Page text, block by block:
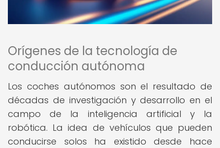
Orígenes de la tecnología de
conducción autónoma
Los coches autónomos son el resultado de
décadas de investigación y desarrollo en el
campo de la inteligencia artificial y la
robótica. La idea de vehículos que pueden
conducirse solos ha existido desde hace